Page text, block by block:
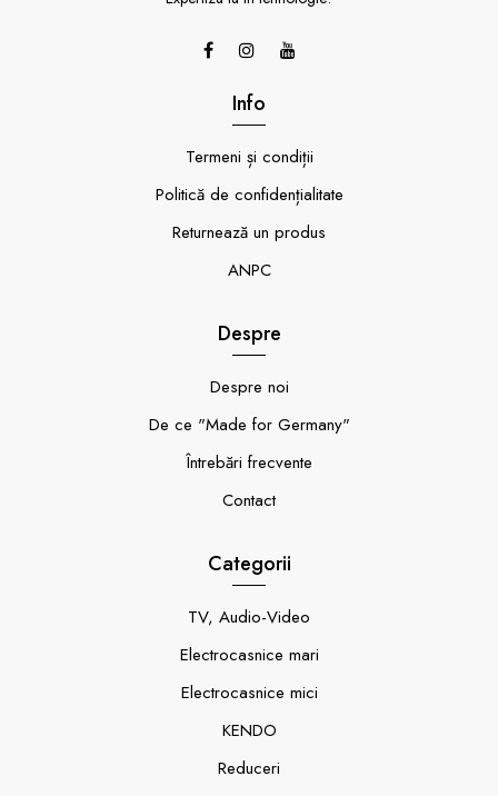
Info
Termeni și condiții
Politică de confidențialitate
Returnează un produs
ANPC
Despre
Despre noi
De ce "Made for Germany"
Întrebări frecvente
Contact
Categorii
TV, Audio-Video
Electrocasnice mari
Electrocasnice mici
KENDO
Reduceri